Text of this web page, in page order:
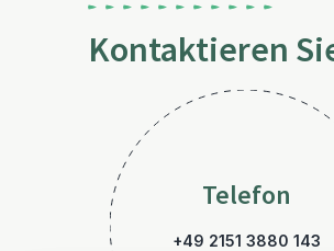
Kontaktieren
Telefon
+49 2151 3880 143